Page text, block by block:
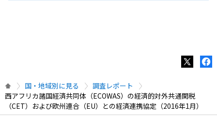
国・地域別に見る
調査レポート
西アフリカ諸国経済共同体（ECOWAS）の経済的対外共通関税
（CET）および欧州連合（EU）との経済連携協定（2016年1月）